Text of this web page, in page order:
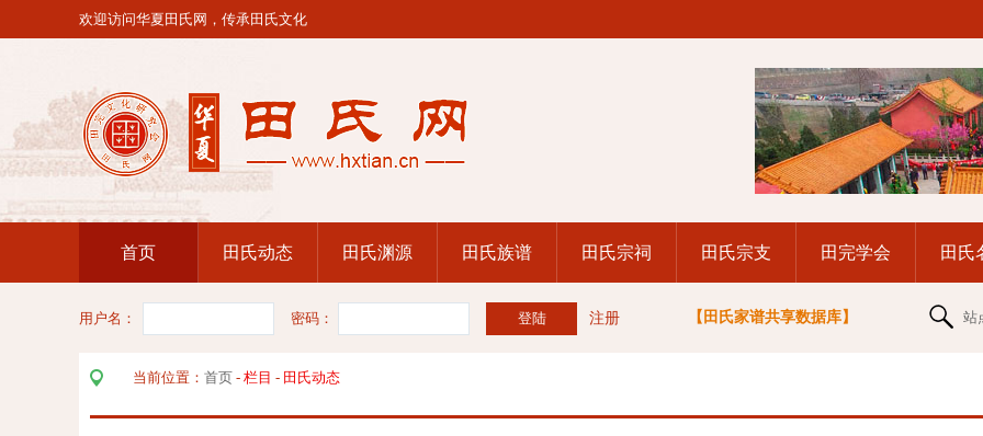
欢迎访问华夏田氏网，传承田氏文化
首页 田氏动态 田氏渊源 田氏族谱 田氏宗祠 田氏宗支 田完学会 田氏
用户名： 密码： 注册 【田氏家谱共享数据库】 站
当前位置： 首页 - 栏目 - 田氏动态